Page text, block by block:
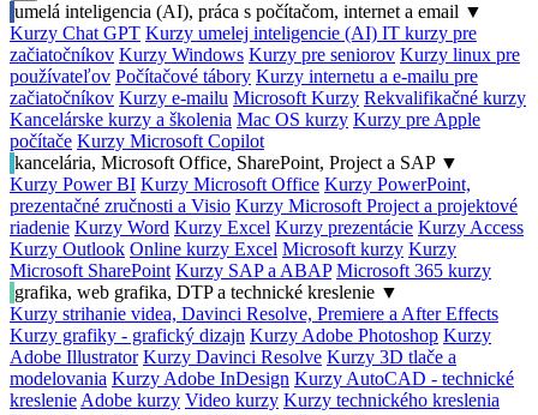
umelá inteligencia (AI), práca s počítačom, internet a email ▼
Kurzy Chat GPT Kurzy umelej inteligencie (AI) IT kurzy pre
začiatočníkov Kurzy Windows Kurzy pre seniorov Kurzy linux pre
používateľov Počítačové tábory Kurzy internetu a e-mailu pre
začiatočníkov Kurzy e-mailu Microsoft Kurzy Rekvalifikačné kurzy
Kancelárske kurzy a školenia Mac OS kurzy Kurzy pre Apple
počítače Kurzy Microsoft Copilot
kancelária, Microsoft Office, SharePoint, Project a SAP ▼
Kurzy Power BI Kurzy Microsoft Office Kurzy PowerPoint,
prezentačné zručnosti a Visio Kurzy Microsoft Project a projektové
riadenie Kurzy Word Kurzy Excel Kurzy prezentácie Kurzy Access
Kurzy Outlook Online kurzy Excel Microsoft kurzy Kurzy
Microsoft SharePoint Kurzy SAP a ABAP Microsoft 365 kurzy
grafika, web grafika, DTP a technické kreslenie ▼
Kurzy strihanie videa, Davinci Resolve, Premiere a After Effects
Kurzy grafiky - grafický dizajn Kurzy Adobe Photoshop Kurzy
Adobe Illustrator Kurzy Davinci Resolve Kurzy 3D tlače a
modelovania Kurzy Adobe InDesign Kurzy AutoCAD - technické
kreslenie Adobe kurzy Video kurzy Kurzy technického kreslenia